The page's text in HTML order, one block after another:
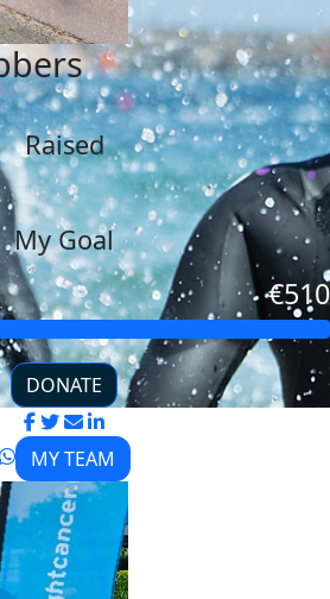
Raised
My Goal
€510
DONATE
MY TEAM